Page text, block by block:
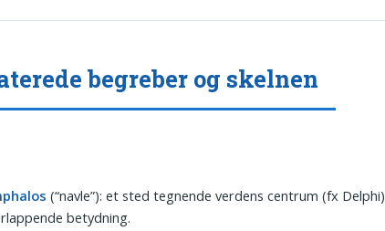
begreber og skelnen
(“navle”): et sted tegnende verdens centrum (fx
betydning.